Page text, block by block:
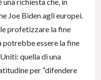
Joe Biden agli europei.
profetizzare la fine
potrebbe essere la fine
quella di una
per “difendere